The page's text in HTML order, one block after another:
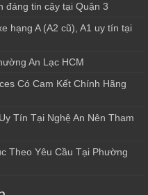
đáng tin cậy tại Quận 3
hạng A (A2 cũ), A1 uy tín tại
An Lạc HCM
Có Cam Kết Chính Hãng
Tín Tại Nghệ An Nên Tham
Theo Yêu Cầu Tại Phường